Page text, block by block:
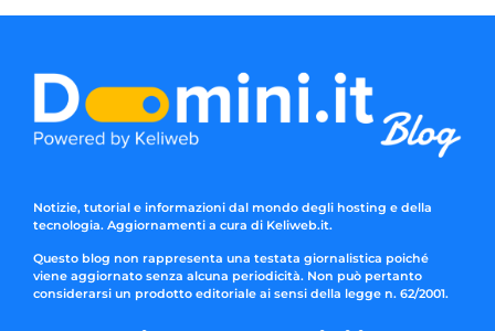
Notizie, tutorial e informazioni dal mondo degli hosting e della
tecnologia. Aggiornamenti a cura di Keliweb.it.
Questo blog non rappresenta una testata giornalistica poiché
viene aggiornato senza alcuna periodicità. Non può pertanto
considerarsi un prodotto editoriale ai sensi della legge n. 62/2001.